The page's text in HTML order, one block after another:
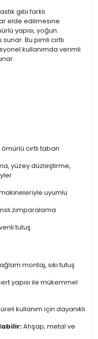
gibi farklı
elde edilmesine
yapısı, yoğun
Bu pimli cırtlı
kullanımda verimli
cırtlı taban
yüzey düzleştirme,
uyumlu
zımparalama
tutuş
montaj, sıkı tutuş
yapısı ile mükemmel
kullanım için dayanıklı
Ahşap, metal ve